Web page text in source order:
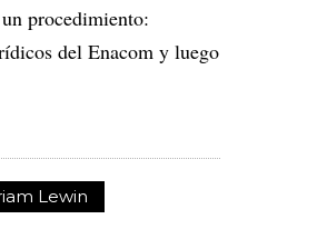
procedimiento:
del Enacom y luego
Lewin